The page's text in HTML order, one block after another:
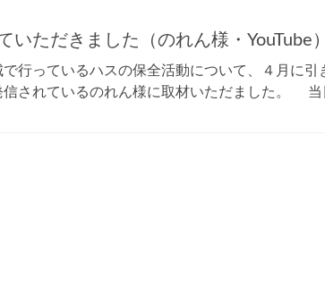
いただきました（のれん様・YouTube）
行っているハスの保全活動について、４月に引
されているのれん様に取材いただました。 当